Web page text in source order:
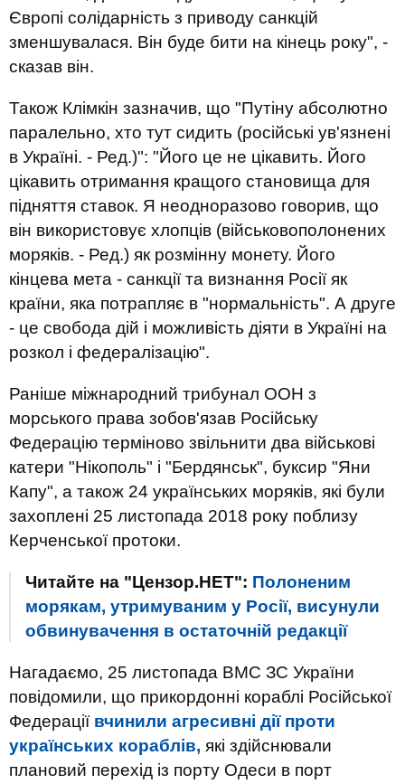
Європі солідарність з приводу санкцій
зменшувалася. Він буде бити на кінець року", -
сказав він.
Також Клімкін зазначив, що "Путіну абсолютно
паралельно, хто тут сидить (російські ув'язнені
в Україні. - Ред.)": "Його це не цікавить. Його
цікавить отримання кращого становища для
підняття ставок. Я неодноразово говорив, що
він використовує хлопців (військовополонених
моряків. - Ред.) як розмінну монету. Його
кінцева мета - санкції та визнання Росії як
країни, яка потрапляє в "нормальність". А друге
- це свобода дій і можливість діяти в Україні на
розкол і федералізацію".
Раніше міжнародний трибунал ООН з
морського права зобов'язав Російську
Федерацію терміново звільнити два військові
катери "Нікополь" і "Бердянськ", буксир "Яни
Капу", а також 24 українських моряків, які були
захоплені 25 листопада 2018 року поблизу
Керченської протоки.
Читайте на "Цензор.НЕТ": Полоненим
морякам, утримуваним у Росії, висунули
обвинувачення в остаточній редакції
Нагадаємо, 25 листопада ВМС ЗС України
повідомили, що прикордонні кораблі Російської
Федерації вчинили агресивні дії проти
українських кораблів, які здійснювали
плановий перехід із порту Одеси в порт